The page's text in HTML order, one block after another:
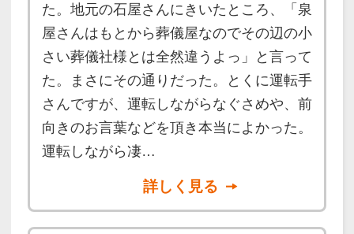
た。地元の石屋さんにきいたところ、「泉
屋さんはもとから葬儀屋なのでその辺の小
さい葬儀社様とは全然違うよっ」と言って
た。まさにその通りだった。とくに運転手
さんですが、運転しながらなぐさめや、前
向きのお言葉などを頂き本当によかった。
運転しながら凄…
詳しく見る